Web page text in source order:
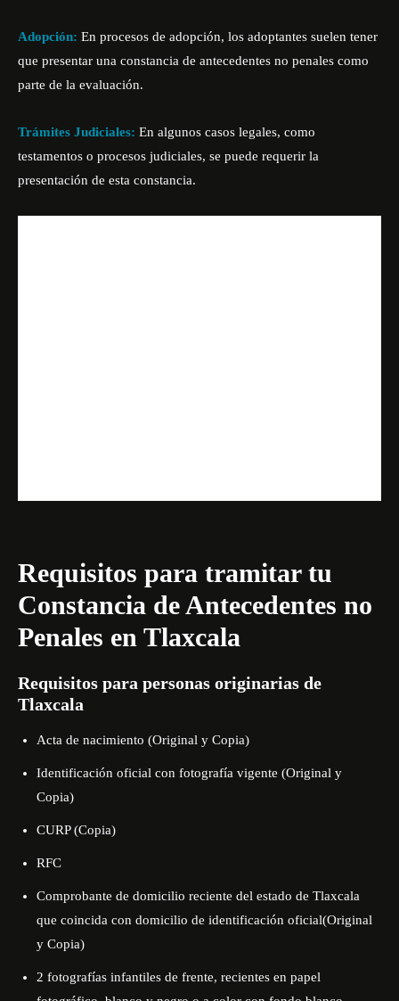
Adopción: En procesos de adopción, los adoptantes suelen tener
que presentar una constancia de antecedentes no penales como
parte de la evaluación.
Trámites Judiciales: En algunos casos legales, como
testamentos o procesos judiciales, se puede requerir la
presentación de esta constancia.
Requisitos para tramitar tu
Constancia de Antecedentes no
Penales en Tlaxcala
Requisitos para personas originarias de
Tlaxcala
Acta de nacimiento (Original y Copia)
Identificación oficial con fotografía vigente (Original y
Copia)
CURP (Copia)
RFC
Comprobante de domicilio reciente del estado de Tlaxcala
que coincida con domicilio de identificación oficial(Original
y Copia)
2 fotografías infantiles de frente, recientes en papel